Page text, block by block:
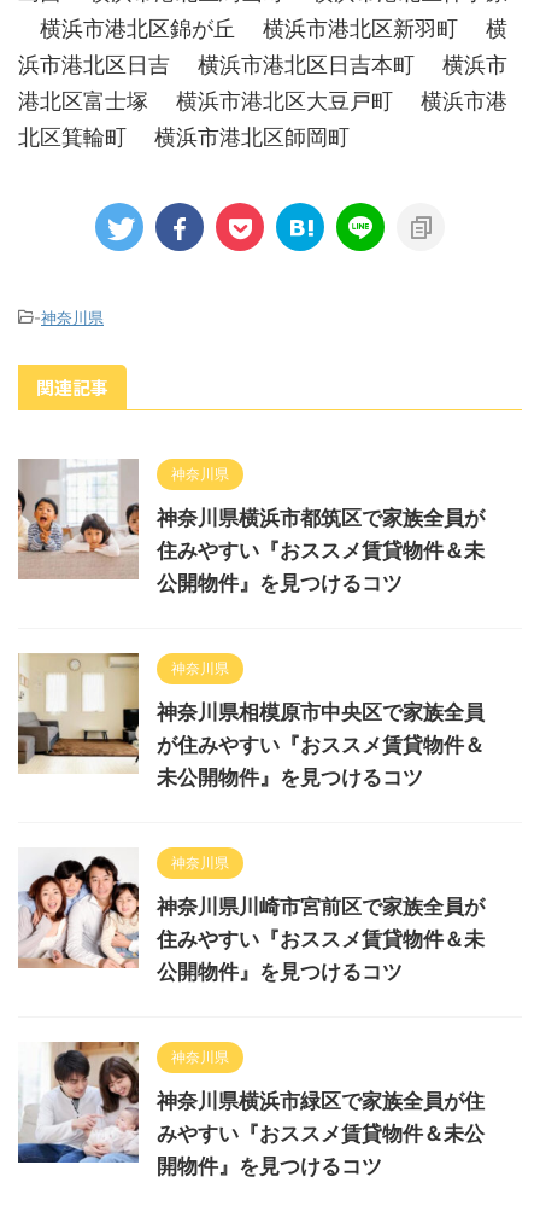
横浜市港北区錦が丘 横浜市港北区新羽町 横
浜市港北区日吉 横浜市港北区日吉本町 横浜市
港北区富士塚 横浜市港北区大豆戸町 横浜市港
北区箕輪町 横浜市港北区師岡町
-神奈川県
関連記事
神奈川県
神奈川県横浜市都筑区で家族全員が
住みやすい『おススメ賃貸物件＆未
公開物件』を見つけるコツ
神奈川県
神奈川県相模原市中央区で家族全員
が住みやすい『おススメ賃貸物件＆
未公開物件』を見つけるコツ
神奈川県
神奈川県川崎市宮前区で家族全員が
住みやすい『おススメ賃貸物件＆未
公開物件』を見つけるコツ
神奈川県
神奈川県横浜市緑区で家族全員が住
みやすい『おススメ賃貸物件＆未公
開物件』を見つけるコツ